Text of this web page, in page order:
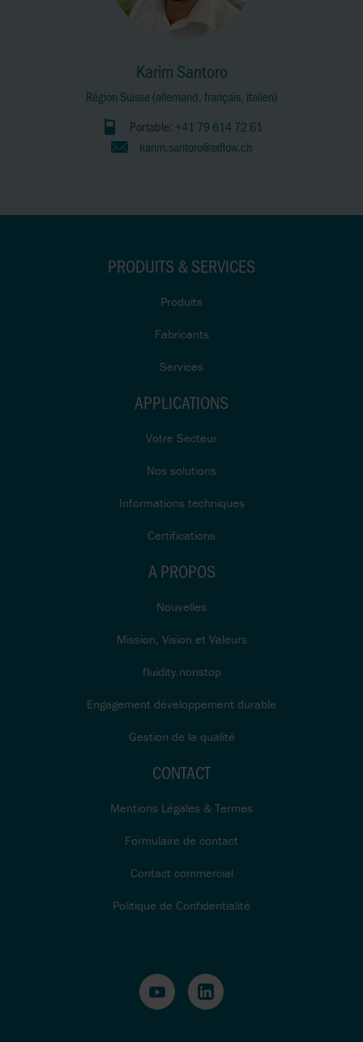
Karim Santoro
Région Suisse (allemand, français, italien)
Portable: +41 79 614 72 61
karim.santoro@axflow.ch
PRODUITS & SERVICES
Produits
Fabricants
Services
APPLICATIONS
Votre Secteur
Nos solutions
Informations techniques
Certifications
A PROPOS
Nouvelles
Mission, Vision et Valeurs
fluidity.nonstop
Engagement développement durable
Gestion de la qualité
CONTACT
Mentions Légales & Termes
Formulaire de contact
Contact commercial
Politique de Confidentialité